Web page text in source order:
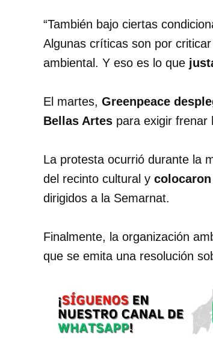
“También bajo ciertas
Algunas críticas son por
ambiental. Y eso es lo que
El martes, Greenpeace
Bellas Artes para exigir frenar
La protesta ocurrió durante la
del recinto cultural y
dirigidos a la Semarnat.
Finalmente, la organización
que se emita una resolución